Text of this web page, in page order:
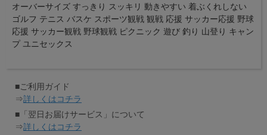
オーバーサイズ すっきり スッキリ 動きやすい 着ぶくれしない
ゴルフ テニス バスケ スポーツ観戦 観戦 応援 サッカー応援 野球
応援 サッカー観戦 野球観戦 ピクニック 遊び 釣り 山登り キャン
プ ユニセックス
■ご利用ガイド
⇒詳しくはコチラ
■「翌日お届けサービス」について
⇒詳しくはコチラ